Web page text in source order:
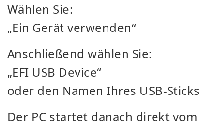
Wählen Sie:
„Ein Gerät verwenden“
Anschließend wählen Sie:
„EFI USB Device“
oder den Namen Ihres USB-Sticks
Der PC startet danach direkt vom